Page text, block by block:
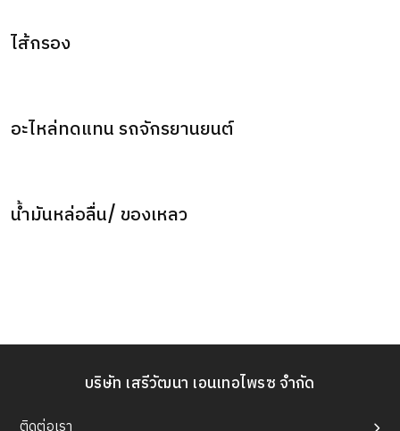
ไส้กรอง
อะไหล่ทดแทน รถจักรยานยนต์
น้ำมันหล่อลื่น/ ของเหลว
บริษัท เสรีวัฒนา เอนเทอไพรซ จำกัด
ติดต่อเรา